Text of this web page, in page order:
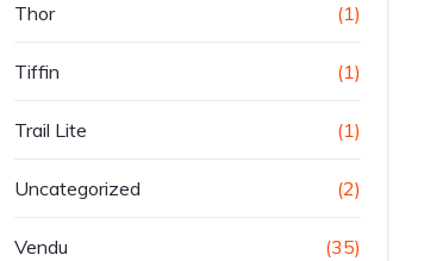
Thor (1)
Tiffin (1)
Trail Lite (1)
Uncategorized (2)
Vendu (35)